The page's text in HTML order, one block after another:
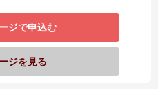
ジで申込む
ジを見る